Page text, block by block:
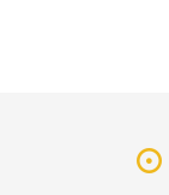
observação por: Nicole
